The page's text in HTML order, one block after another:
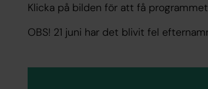
Klicka på bilden för att få
OBS! 21 juni har det blivit fel